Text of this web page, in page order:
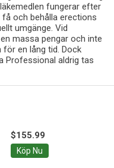
fungerar efter
och behålla erections
umgänge. Vid
massa pengar och inte
en lång tid. Dock
Professional aldrig tas
$155.99
Köp Nu